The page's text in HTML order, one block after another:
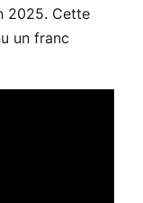
2025. Cette
un franc